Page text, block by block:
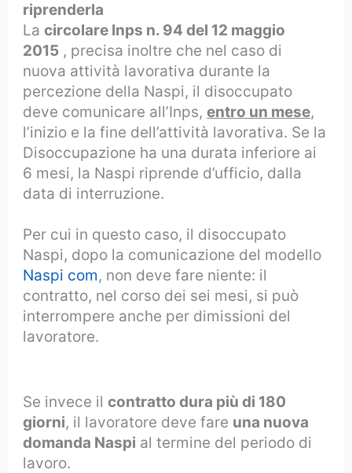
riprenderla
Lacircolare Inps n. 94 del 12 maggio
2015 , precisa inoltre che nel caso di
nuova attività lavorativa durante la
percezione della Naspi, il disoccupato
deve comunicare all’Inps,entro un mese,
l’inizio e la fine dell’attività lavorativa. Se la
Disoccupazione ha una durata inferiore ai
6 mesi, la Naspi riprende d’ufficio, dalla
data di interruzione.
Per cui in questo caso, il disoccupato
Naspi, dopo la comunicazione del modello
Naspi com, non deve fare niente: il
contratto, nel corso dei sei mesi, si può
interrompere anche per dimissioni del
lavoratore.
Se invece ilcontratto dura più di 180
giorni, il lavoratore deve fare una nuova
domanda Naspi al termine del periodo di
lavoro.